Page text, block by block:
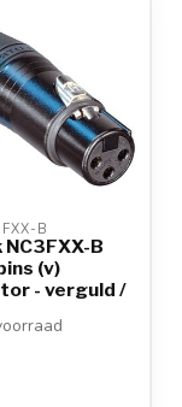
B
B
(v)
- verguld /